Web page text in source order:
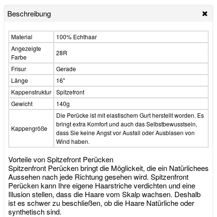
Beschreibung
Material
100% Echthaar
Angezeigte
Farbe
28R
Frisur
Gerade
Länge
16"
Kappenstruktur Spitzefront
Gewicht
140g
Kappengröße
Die Perücke ist mit elastischem Gurt herstellt worden. Es
bringt extra Komfort und auch das Selbstbewusstsein,
dass Sie keine Angst vor Ausfall oder Ausblasen von
Wind haben.
Vorteile von Spitzefront Perücken
Spitzenfront Perücken bringt die Möglickeit, die ein Natürlichees
Aussehen nach jede Richtung gesehen wird. Spitzenfront
Perücken kann Ihre eigene Haarstriche verdichten und eine
Illusion stellen, dass die Haare vom Skalp wachsen. Deshalb
ist es schwer zu beschließen, ob die Haare Natürliche oder
synthetisch sind.